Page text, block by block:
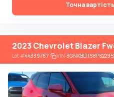
Точна
2023 Chevrolet Blazer
Lot#44339767 VIN: